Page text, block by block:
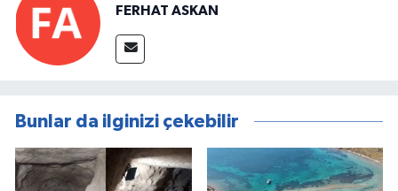
FERHAT ASKAN
Bunlar da ilginizi çekebilir